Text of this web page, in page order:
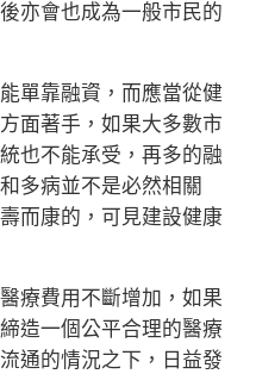
亦會也成為一般市民的
靠融資，而應當從健
面著手，如果大多數市
也不能承受，再多的融
多病並不是必然相關
而康的，可見建設健康
費用不斷增加，如果
造一個公平合理的醫療
通的情況之下，日益發